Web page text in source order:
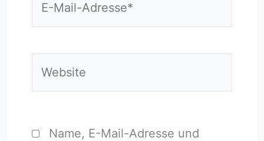
Name, E-Mail-Adresse und